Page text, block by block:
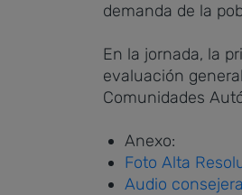
demanda de la
En la jornada, la
evaluación
Comunidades
Anexo:
Foto Alta
Audio